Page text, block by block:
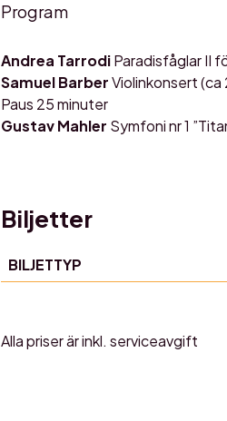
Program
Andrea TarrodiParadisfåglar II
Samuel BarberViolinkonsert (ca
Paus 25 minuter
Gustav Mahler Symfoni nr 1
Biljetter
BILJETTYP
Alla priser är inkl. serviceavgift